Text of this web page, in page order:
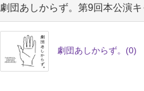
劇団あしからず。第9回本公演
劇団あしからず。 (0)